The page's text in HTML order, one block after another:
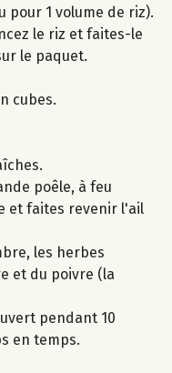
pour 1 volume de riz).
le riz et faites-le
le paquet.
cubes.
poêle, à feu
et faites revenir l'ail
les herbes
et du poivre (la
pendant 10
en temps.